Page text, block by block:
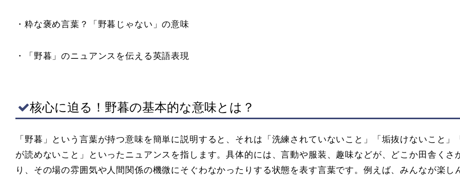
・粋な褒め言葉？「野暮じゃない」の意味
・「野暮」のニュアンスを伝える英語表現
核心に迫る！野暮の基本的な意味とは？
「野暮」という言葉が持つ意味を簡単に説明すると、それは「洗練されていないこと」「垢抜けないこと」
が読めないこと」といったニュアンスを指します。具体的には、言動や服装、趣味などが、どこか田舎くさ
り、その場の雰囲気や人間関係の機微にそぐわなかったりする状態を表す言葉です。例えば、みんなが楽し